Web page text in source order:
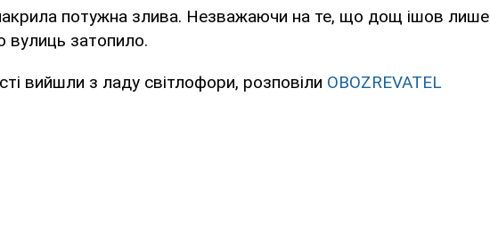
потужна злива. Незважаючи на те, що дощ ішов лише
вулиць затопило.
вийшли з ладу світлофори, розповіли OBOZREVATEL